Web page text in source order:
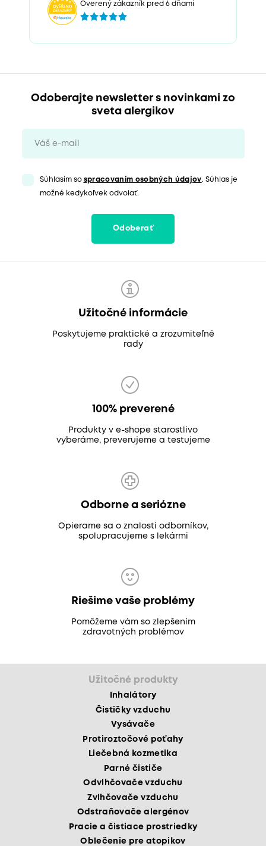
Overený zákazník pred 6 dňami
Odoberajte newsletter s novinkami zo
sveta alergikov
Súhlasím so spracovaním osobných údajov. Súhlas je
možné kedykoľvek odvolať.
Odoberať
Užitočné informácie
Poskytujeme praktické a zrozumiteľné
rady
100% preverené
Produkty v e-shope starostlivo
vyberáme, preverujeme a testujeme
Odborne a seriózne
Opierame sa o znalosti odborníkov,
spolupracujeme s lekármi
Riešime vaše problémy
Pomôžeme vám so zlepšením
zdravotných problémov
Užitočné produkty
Inhalátory
Čističky vzduchu
Vysávače
Protiroztočové poťahy
Liečebná kozmetika
Parné čističe
Odvlhčovače vzduchu
Zvlhčovače vzduchu
Odstraňovače alergénov
Pracie a čistiace prostriedky
Oblečenie pre atopikov